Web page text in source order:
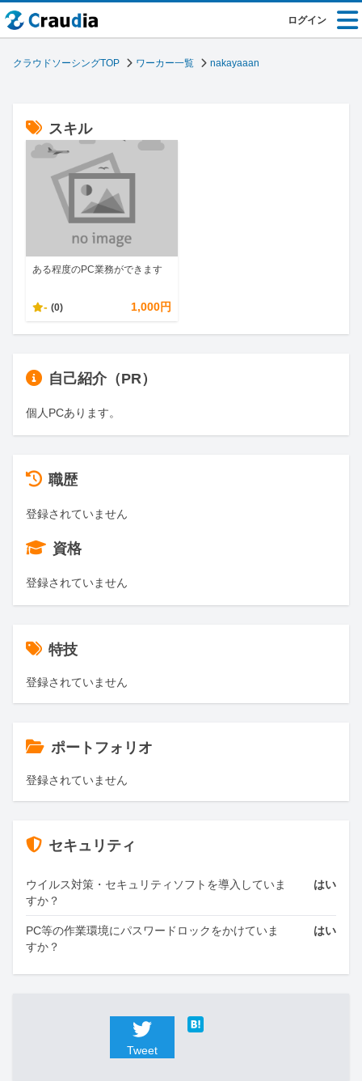
ログイン
クラウドソーシングTOP ワーカー一覧 nakayaaan
スキル
ある程度のPC業務ができます
- (0) 1,000円
自己紹介（PR）
個人PCあります。
職歴
登録されていません
資格
登録されていません
特技
登録されていません
ポートフォリオ
登録されていません
セキュリティ
ウイルス対策・セキュリティソフトを導入していま
すか？
はい
PC等の作業環境にパスワードロックをかけていま
すか？
はい
Tweet